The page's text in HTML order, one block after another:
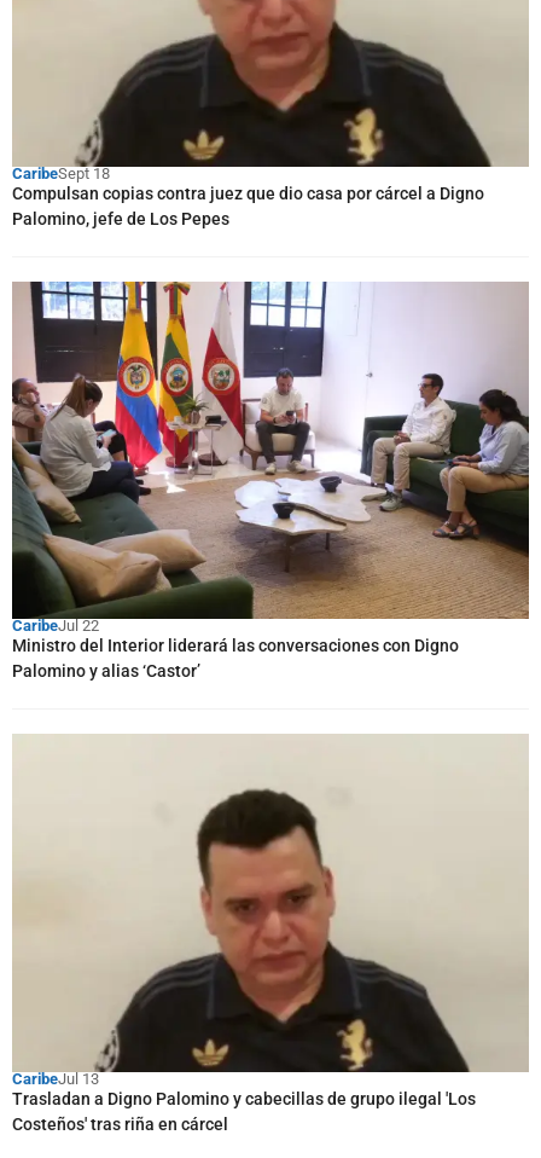
CaribeSept 18
Compulsan copias contra juez que dio casa por cárcel a Digno
Palomino, jefe de Los Pepes
CaribeJul 22
Ministro del Interior liderará las conversaciones con Digno
Palomino y alias ‘Castor’
CaribeJul 13
Trasladan a Digno Palomino y cabecillas de grupo ilegal 'Los
Costeños' tras riña en cárcel